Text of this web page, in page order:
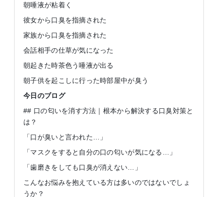
朝唾液が粘着く
彼女から口臭を指摘された
家族から口臭を指摘された
会話相手の仕草が気になった
朝起きた時茶色う唾液が出る
朝子供を起こしに行った時部屋中が臭う
今日のブログ
## 口の匂いを消す方法｜根本から解決する口臭対策と
は？
「口が臭いと言われた…」
「マスクをすると自分の口の匂いが気になる…」
「歯磨きをしても口臭が消えない…」
こんなお悩みを抱えている方は多いのではないでしょ
うか？